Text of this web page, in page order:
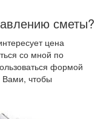
сметы?
цена
со мной по
формой
Вами, чтобы